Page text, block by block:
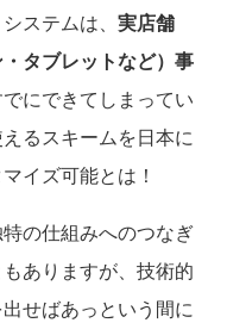
ステムは、 実店舗
タブレットなど）事
にできてしまってい
るスキームを日本に
イズ可能とは！
の仕組みへのつなぎ
ありますが、技術的
せばあっという間に